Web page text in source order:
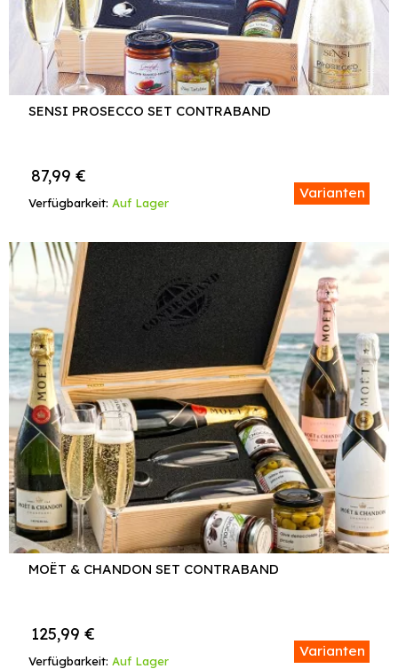
SENSI PROSECCO SET CONTRABAND
Verfügbarkeit: Auf Lager
Varianten
87,99 €
MOËT & CHANDON SET CONTRABAND
Verfügbarkeit: Auf Lager
Varianten
125,99 €